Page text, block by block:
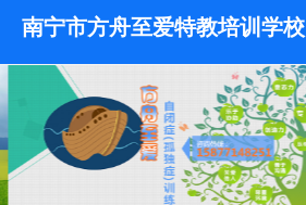
南宁市方舟至爱特教培训学校